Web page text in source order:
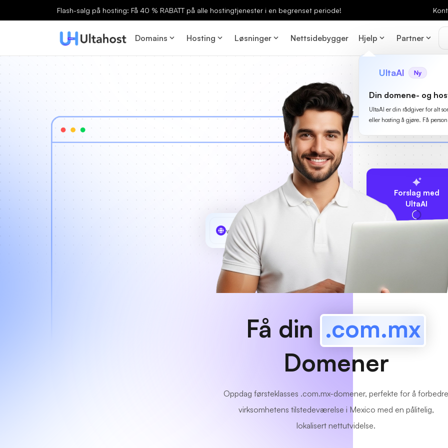
Flash-salg på hosting: Få 40 % RABATT på alle hostingtjenester i en begrenset periode!
Domains Hosting Løsninger Nettsidebygger Hjelp Partner
UltaAI Ny
Din domene- og
UltaAI er din rådgiver for alt
eller hosting å gjøre. Få
Forslag med
UltaAI
www MyCafe
Få din .com.mx
Domener
Oppdag førsteklasses .com.mx-domener, perfekte for å forbedre
virksomhetens tilstedeværelse i Mexico med en pålitelig,
lokalisert nettutvidelse.